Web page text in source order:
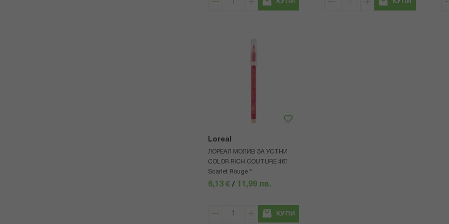
КУПИ КУПИ
Loreal
ЛОРЕАЛ МОЛИВ ЗА УСТНИ
COLOR RICH COUTURE 461
Scarlet Rouge *
6,13 € / 11,99 лв.
КУПИ